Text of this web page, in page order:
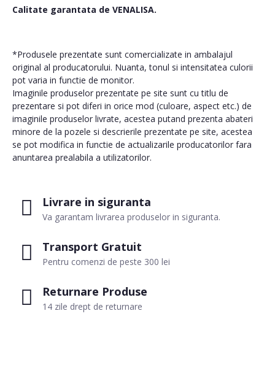
Livrare in siguranta
Va garantam livrarea produselor in siguranta.
Transport Gratuit
Pentru comenzi de peste 300 lei
Returnare Produse
14 zile drept de returnare
Calitate garantata de VENALISA.
*Produsele prezentate sunt comercializate in ambalajul
original al producatorului. Nuanta, tonul si intensitatea culorii
pot varia in functie de monitor.
Imaginile produselor prezentate pe site sunt cu titlu de
prezentare si pot diferi in orice mod (culoare, aspect etc.) de
imaginile produselor livrate, acestea putand prezenta abateri
minore de la pozele si descrierile prezentate pe site, acestea
se pot modifica in functie de actualizarile producatorilor fara
anuntarea prealabila a utilizatorilor.